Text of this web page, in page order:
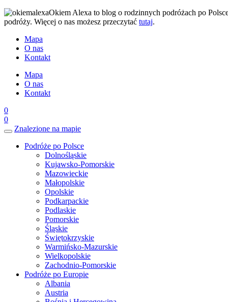
Okiem Alexa to blog o rodzinnych podróżach po
podróży. Więcej o nas możesz przeczytać tutaj.
Mapa
O nas
Kontakt
Mapa
O nas
Kontakt
0
0
Znalezione na mapie
Podróże po Polsce
Dolnośląskie
Kujawsko-Pomorskie
Mazowieckie
Małopolskie
Opolskie
Podkarpackie
Podlaskie
Pomorskie
Śląskie
Świętokrzyskie
Warmińsko-Mazurskie
Wielkopolskie
Zachodnio-Pomorskie
Podróże po Europie
Albania
Austria